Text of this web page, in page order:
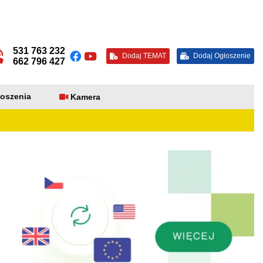
531 763 232
662 796 427
Dodaj TEMAT Dodaj Ogłoszenie
Kamera